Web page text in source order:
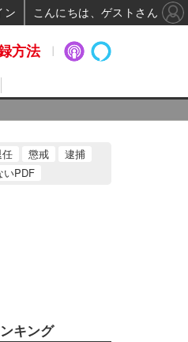
懲戒
逮捕
いPDF
キング
方法
ン こんにちは、ゲストさん